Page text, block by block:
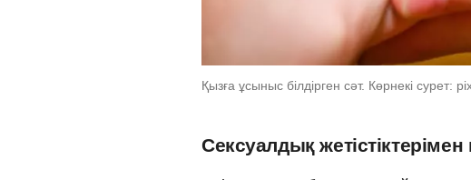
Қызға ұсыныс білдірген сәт. Көрнекі сурет:
Сексуалдық